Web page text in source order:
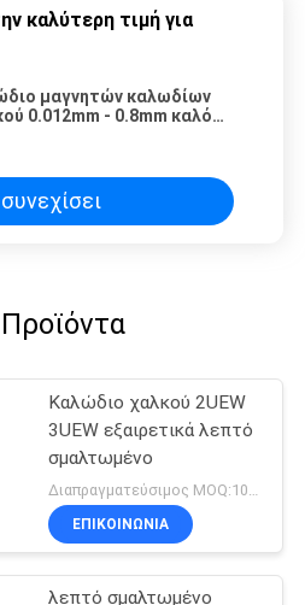
καλύτερη τιμή για
μαγνητών καλωδίων
0.012mm - 0.8mm καλό
Καλώδιο χαλκού 2UEW
3UEW εξαιρετικά λεπτό
σμαλτωμένο
Διαπραγματεύσιμος MOQ:10 χιλιόγραμμο/χιλιόγραμμα
ΕΠΙΚΟΙΝΩΝΙΑ
λεπτό σμαλτωμένο